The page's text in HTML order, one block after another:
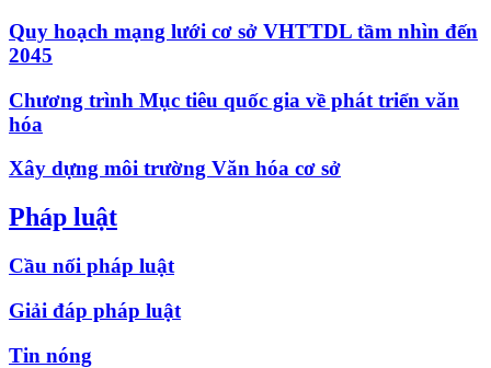
Quy hoạch mạng lưới cơ sở VHTTDL tầm nhìn đến
2045
Chương trình Mục tiêu quốc gia về phát triển văn
hóa
Xây dựng môi trường Văn hóa cơ sở
Pháp luật
Cầu nối pháp luật
Giải đáp pháp luật
Tin nóng